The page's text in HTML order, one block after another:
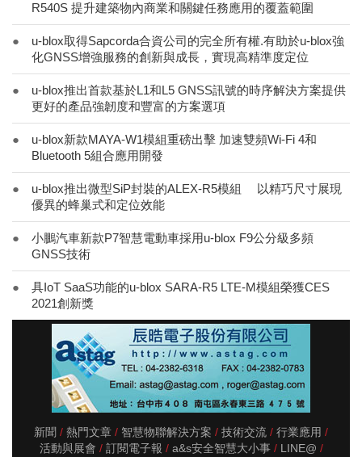
R540S 提升建築物內商業和關鍵任務應用的覆蓋範圍
●
u-blox取得Sapcorda合資公司的完全所有權.有助於u-blox強
化GNSS增強服務的創新與成長，實現高精準度定位
●
u-blox推出首款基於L1和L5 GNSS訊號的時序解決方案提供
更好的產品強韌度和豐富的方案選項
●
u-blox新款MAYA-W1模組重磅出擊 加速雙頻Wi-Fi 4和
Bluetooth 5組合應用開發
●
u-blox推出微型SiP封裝的ALEX-R5模組 以精巧尺寸展現
優異的蜂巢式和定位效能
●
小鵬汽車新款P7智慧電動車採用u-blox F9公分級多頻
GNSS技術
●
具IoT SaaS功能的u-blox SARA-R5 LTE-M模組榮獲CES
2021創新獎
新聞 熱門文章 智慧物聯解決方案 技術交流
行業應用
活動與展會
訂閱電子報 a&s安全智慧大小事 LINE@